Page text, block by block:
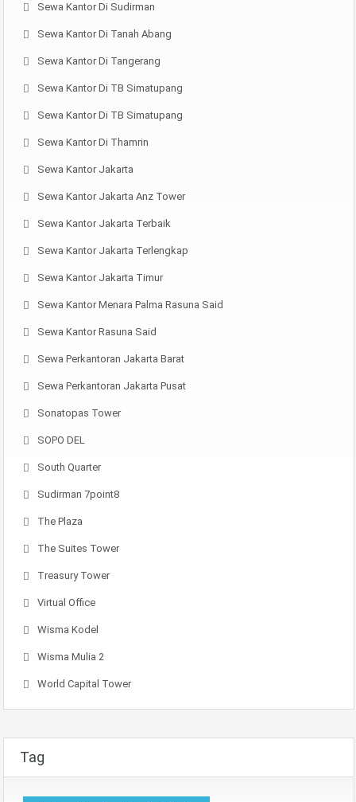
Sewa Kantor Di Sudirman
Sewa Kantor Di Tanah Abang
Sewa Kantor Di Tangerang
Sewa Kantor Di TB Simatupang
Sewa Kantor Di TB Simatupang
Sewa Kantor Di Thamrin
Sewa Kantor Jakarta
Sewa Kantor Jakarta Anz Tower
Sewa Kantor Jakarta Terbaik
Sewa Kantor Jakarta Terlengkap
Sewa Kantor Jakarta Timur
Sewa Kantor Menara Palma Rasuna Said
Sewa Kantor Rasuna Said
Sewa Perkantoran Jakarta Barat
Sewa Perkantoran Jakarta Pusat
Sonatopas Tower
SOPO DEL
South Quarter
Sudirman 7point8
The Plaza
The Suites Tower
Treasury Tower
Virtual Office
Wisma Kodel
Wisma Mulia 2
World Capital Tower
Tag